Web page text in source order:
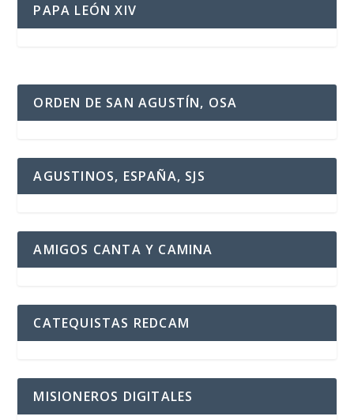
PAPA LEÓN XIV
ORDEN DE SAN AGUSTÍN, OSA
AGUSTINOS, ESPAÑA, SJS
AMIGOS CANTA Y CAMINA
CATEQUISTAS REDCAM
MISIONEROS DIGITALES